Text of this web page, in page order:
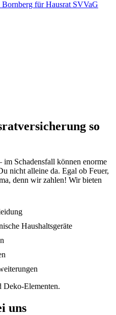
so
im Schadensfall können enorme
nicht alleine da. Egal ob Feuer,
denn wir zahlen! Wir bieten
Haushaltsgeräte
uns